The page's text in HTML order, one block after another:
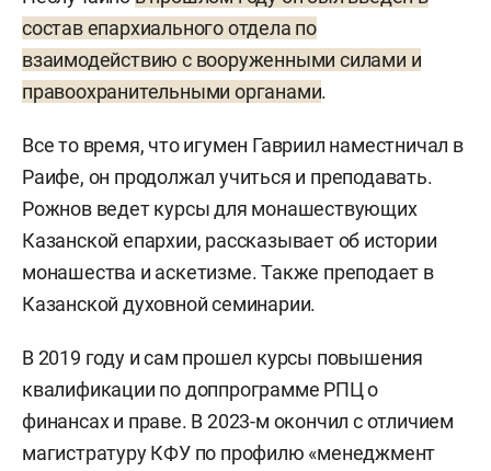
состав епархиального отдела по
взаимодействию с вооруженными силами и
правоохранительными органами.
Все то время, что игумен Гавриил наместничал в
Раифе, он продолжал учиться и преподавать.
Рожнов ведет курсы для монашествующих
Казанской епархии, рассказывает об истории
монашества и аскетизме. Также преподает в
Казанской духовной семинарии.
В 2019 году и сам прошел курсы повышения
квалификации по доппрограмме РПЦ о
финансах и праве. В 2023-м окончил с отличием
магистратуру КФУ по профилю «менеджмент